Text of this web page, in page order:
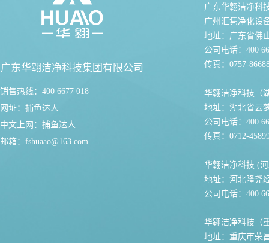
广东华翱洁净科技集团有限公司
销售热线：400 6677 018
网址： 捕鱼达人
中文上网： 捕鱼达人
邮箱： fshuaao@163.com
广东华翱洁净科
广州汇隽净化设
地址：广东省佛
公司电话：400
传真：0757-
华翱洁净科技（
地址：湖北省云
公司电话：400
传真：0712-
华翱洁净科技 (
地址：河北隆尧
公司电话：400
华翱洁净科技（
地址：重庆市荣